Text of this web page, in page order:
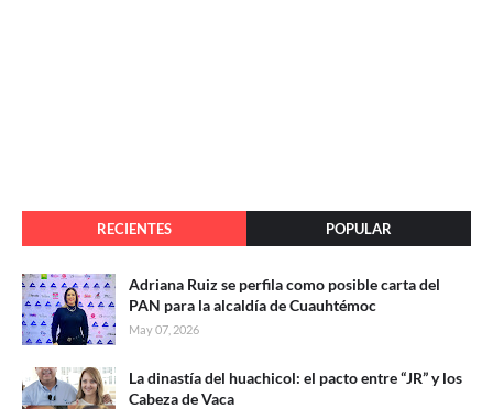
RECIENTES POPULAR
Adriana Ruiz se perfila como posible carta del
PAN para la alcaldía de Cuauhtémoc
May 07, 2026
La dinastía del huachicol: el pacto entre “JR” y los
Cabeza de Vaca